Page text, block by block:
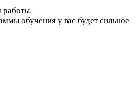
работы.
обучения у вас будет сильное